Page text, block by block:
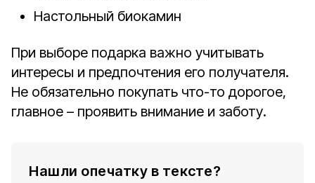
Настольный биокамин
При выборе подарка важно учитывать
интересы и предпочтения его получателя.
Не обязательно покупать что-то дорогое,
главное – проявить внимание и заботу.
Нашли опечатку в тексте?